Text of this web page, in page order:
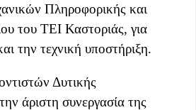
Πληροφορικής και
του ΤΕΙ Καστοριάς, για
την τεχνική υποστήριξη.
Δυτικής
άριστη συνεργασία της